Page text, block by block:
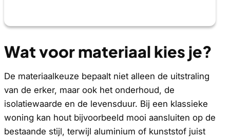
Wat voor materiaal kies je?
De materiaalkeuze bepaalt niet alleen de uitstraling
van de erker, maar ook het onderhoud, de
isolatiewaarde en de levensduur. Bij een klassieke
woning kan hout bijvoorbeeld mooi aansluiten op de
bestaande stijl, terwijl aluminium of kunststof juist